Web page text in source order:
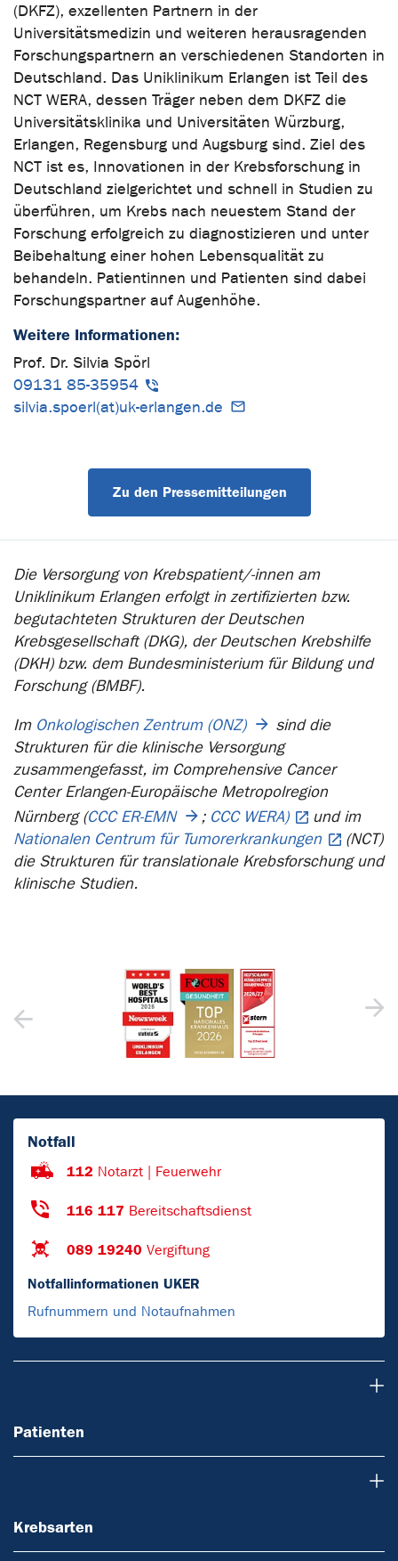
(DKFZ), exzellenten Partnern in der
Universitätsmedizin und weiteren herausragenden
Forschungspartnern an verschiedenen Standorten in
Deutschland. Das Uniklinikum Erlangen ist Teil des
NCT WERA, dessen Träger neben dem DKFZ die
Universitätsklinika und Universitäten Würzburg,
Erlangen, Regensburg und Augsburg sind. Ziel des
NCT ist es, Innovationen in der Krebsforschung in
Deutschland zielgerichtet und schnell in Studien zu
überführen, um Krebs nach neuestem Stand der
Forschung erfolgreich zu diagnostizieren und unter
Beibehaltung einer hohen Lebensqualität zu
behandeln. Patientinnen und Patienten sind dabei
Forschungspartner auf Augenhöhe.
Weitere Informationen:
Prof. Dr. Silvia Spörl
09131 85-35954
silvia.spoerl(at)uk-erlangen.de
Zu den Pressemitteilungen
Die Versorgung von Krebspatient/-innen am
Uniklinikum Erlangen erfolgt in zertifizierten bzw.
begutachteten Strukturen der Deutschen
Krebsgesellschaft (DKG), der Deutschen Krebshilfe
(DKH) bzw. dem Bundesministerium für Bildung und
Forschung (BMBF).
Im Onkologischen Zentrum (ONZ)
sind die
Strukturen für die klinische Versorgung
zusammengefasst, im Comprehensive Cancer
Center Erlangen-Europäische Metropolregion
Nürnberg (CCC ER-EMN ; CCC WERA)
und im
Nationalen Centrum für Tumorerkrankungen
(NCT)
die Strukturen für translationale Krebsforschung und
klinische Studien.
Notfall
112 Notarzt | Feuerwehr
116 117 Bereitschaftsdienst
089 19240 Vergiftung
Notfallinformationen UKER
Rufnummern und Notaufnahmen
Patienten
Krebsarten